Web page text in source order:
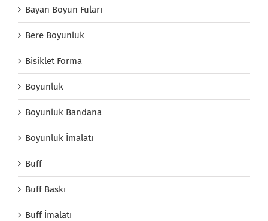
Bayan Boyun Fuları
Bere Boyunluk
Bisiklet Forma
Boyunluk
Boyunluk Bandana
Boyunluk İmalatı
Buff
Buff Baskı
Buff İmalatı